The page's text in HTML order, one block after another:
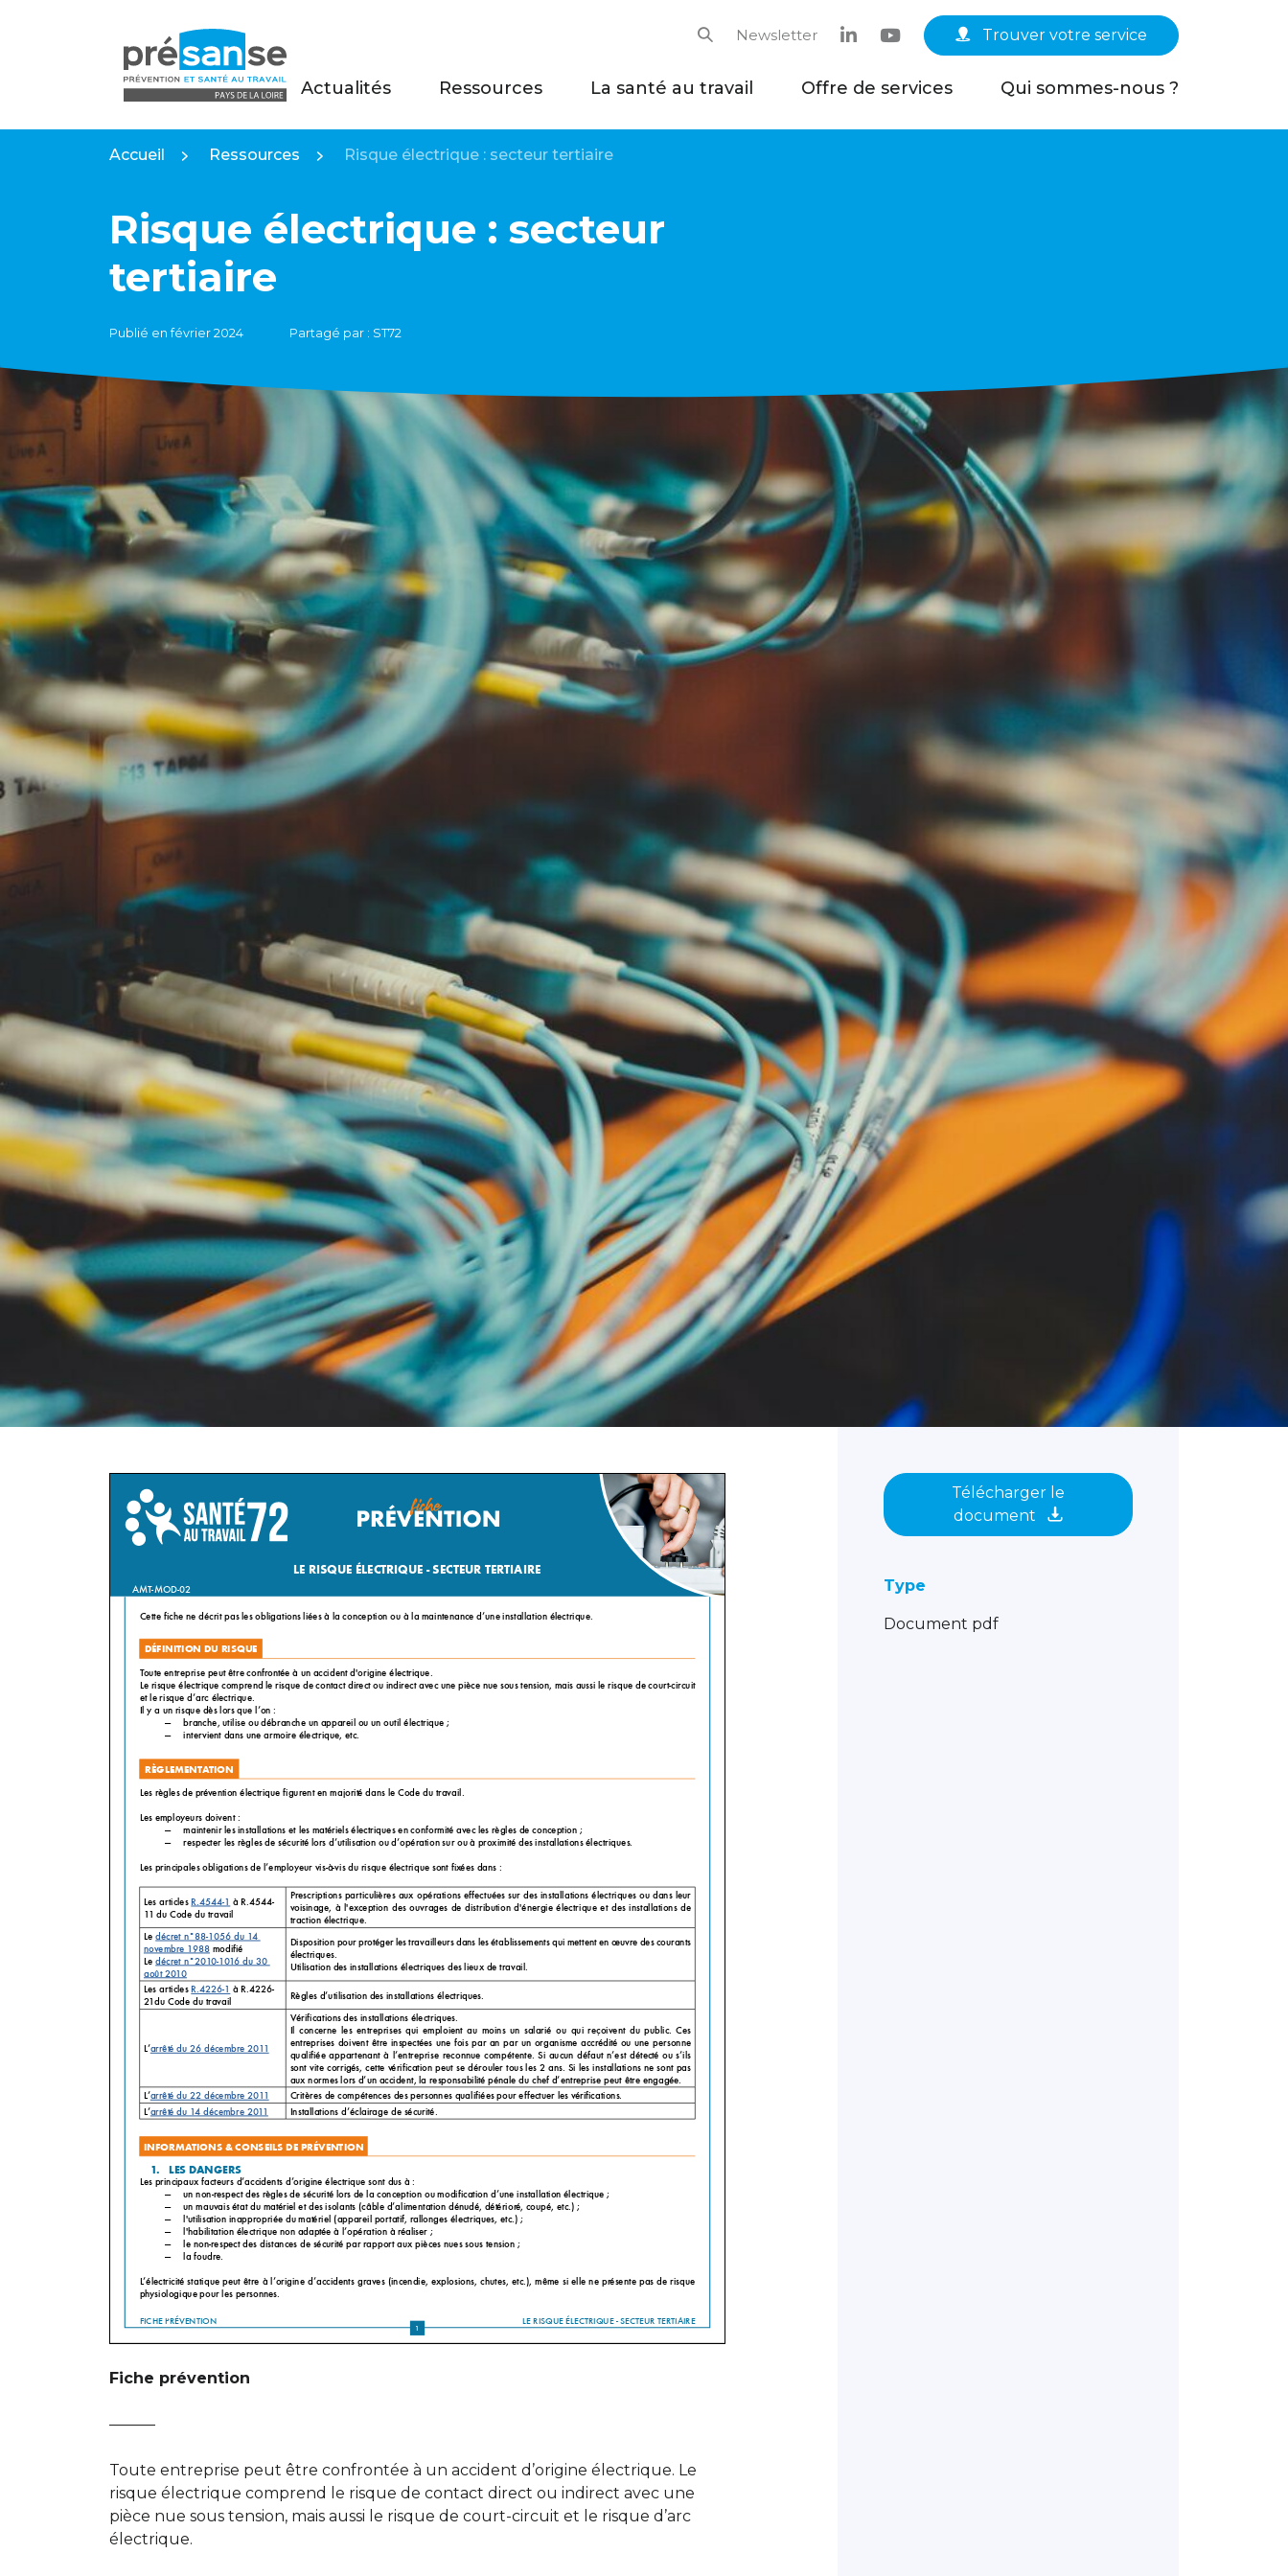
Newsletter LinkedinYouTube Trouver votre service
Actualités Ressources La santé au travail Offre de services Qui sommes-nous ?
Risque électrique : secteur
tertiaire
Publié en février 2024 Partagé par : ST72
Accueil Ressources Risque électrique : secteur tertiaire
Fiche prévention
———
Toute entreprise peut être confrontée à un accident d’origine électrique. Le
risque électrique comprend le risque de contact direct ou indirect avec une
pièce nue sous tension, mais aussi le risque de court-circuit et le risque d’arc
électrique.
Télécharger le
document
Type
Document pdf